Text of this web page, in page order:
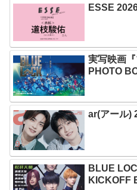
ESSE
実写映画
PHOTO
ar(アール)
BLUE
KICKOFF